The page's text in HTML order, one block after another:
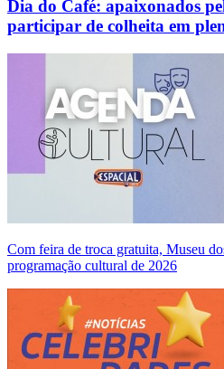
Dia do Café: apaixonados
participar de colheita em
Com feira de troca gratuita, Museu
programação cultural de 2026